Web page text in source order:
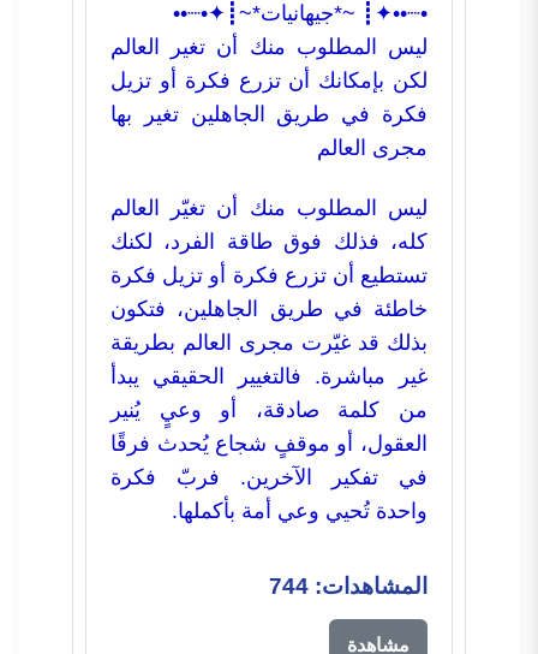
•┈••✦┋ ~*جيهانيات*~┋✦•┈••
ليس المطلوب منك أن تغير العالم
لكن بإمكانك أن تزرع فكرة أو تزيل
فكرة في طريق الجاهلين تغير بها
مجرى العالم
ليس المطلوب منك أن تغيّر العالم
كله، فذلك فوق طاقة الفرد، لكنك
تستطيع أن تزرع فكرة أو تزيل فكرة
خاطئة في طريق الجاهلين، فتكون
بذلك قد غيّرت مجرى العالم بطريقة
غير مباشرة. فالتغيير الحقيقي يبدأ
من كلمة صادقة، أو وعيٍ يُنير
العقول، أو موقفٍ شجاع يُحدث فرقًا
في تفكير الآخرين. فربّ فكرة
واحدة تُحيي وعي أمة بأكملها.
المشاهدات: 744
مشاهدة